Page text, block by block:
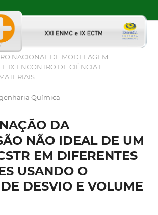
/
NACIONAL DE MODELAGEM
IX ENCONTRO DE CIÊNCIA E
Química
DA
NÃO IDEAL DE UM
EM DIFERENTES
USANDO O
DESVIO E VOLUME